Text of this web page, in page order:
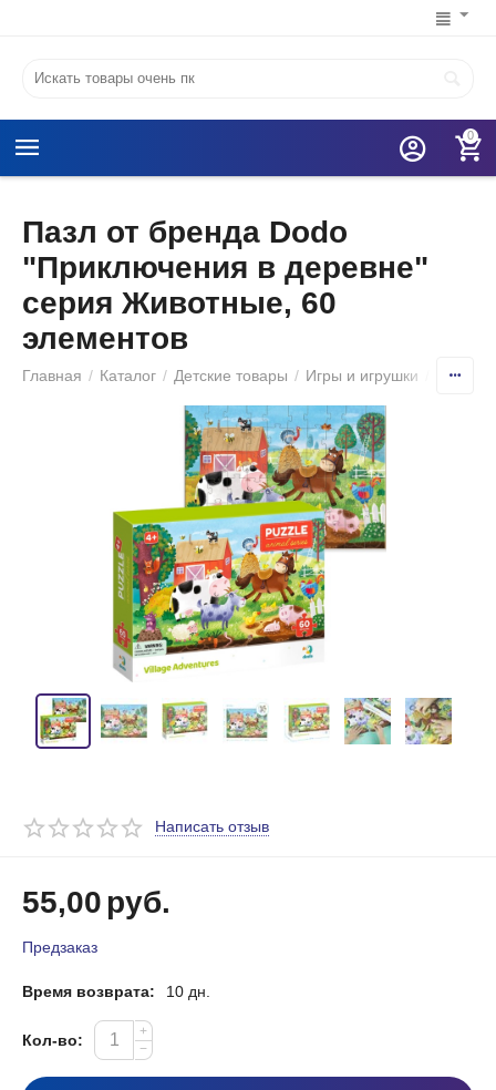
0
Пазл от бренда Dodo
"Приключения в деревне"
серия Животные, 60
элементов
Главная / Каталог / Детские товары / Игры и игрушки
Написать отзыв
55,00руб.
Предзаказ
Время возврата: 10 дн.
Кол-во:
+
−